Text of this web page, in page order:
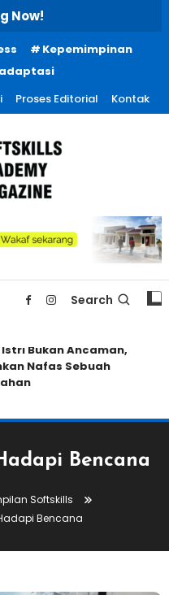
Now!
Kepemimpinan
Proses Editorial Kontak
Search
Bukan Ancaman,
Nafas Sebuah
Bencana
Softskills
Bencana